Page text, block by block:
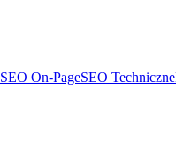
SEO On-PageSEO Techniczne